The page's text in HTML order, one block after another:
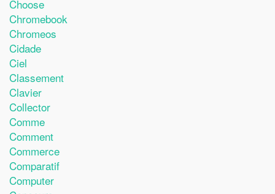
Choose
Chromebook
Chromeos
Cidade
Ciel
Classement
Clavier
Collector
Comme
Comment
Commerce
Comparatif
Computer